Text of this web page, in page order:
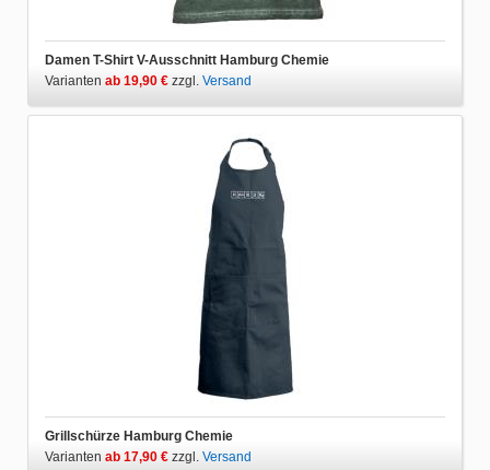
Damen T-Shirt V-Ausschnitt Hamburg Chemie
Varianten ab 19,90 € zzgl. Versand
Grillschürze Hamburg Chemie
Varianten ab 17,90 € zzgl. Versand